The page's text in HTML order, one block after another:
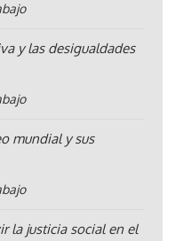
y las desigualdades
mundial y sus
la justicia social en el